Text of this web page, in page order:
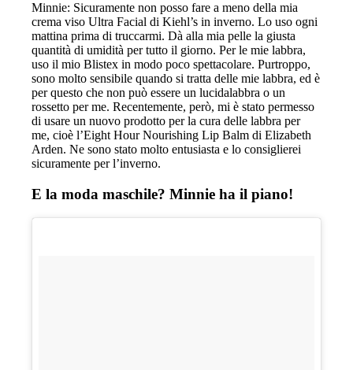
Minnie: Sicuramente non posso fare a meno della mia
crema viso Ultra Facial di Kiehl’s in inverno. Lo uso ogni
mattina prima di truccarmi. Dà alla mia pelle la giusta
quantità di umidità per tutto il giorno. Per le mie labbra,
uso il mio Blistex in modo poco spettacolare. Purtroppo,
sono molto sensibile quando si tratta delle mie labbra, ed è
per questo che non può essere un lucidalabbra o un
rossetto per me. Recentemente, però, mi è stato permesso
di usare un nuovo prodotto per la cura delle labbra per
me, cioè l’Eight Hour Nourishing Lip Balm di Elizabeth
Arden. Ne sono stato molto entusiasta e lo consiglierei
sicuramente per l’inverno.
E la moda maschile? Minnie ha il piano!